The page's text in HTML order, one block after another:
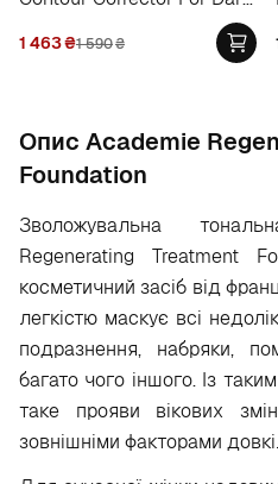
1 463₴1 590₴
Опис Academie
Foundation
Зволожувальна
Regenerating Treatment
косметичний засіб від
легкістю маскує всі
подразнення, набряки,
багато чого іншого. Із
таке прояви вікових
зовнішніми факторами